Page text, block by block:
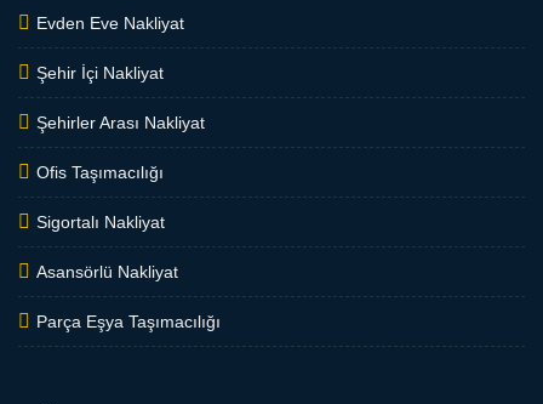
Evden Eve Nakliyat
Şehir İçi Nakliyat
Şehirler Arası Nakliyat
Ofis Taşımacılığı
Sigortalı Nakliyat
Asansörlü Nakliyat
Parça Eşya Taşımacılığı